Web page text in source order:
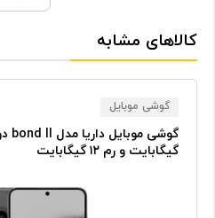
کالاهای مشابه
گوشی موبایل
گیگابایت و رم ۱۲ گیگابایت